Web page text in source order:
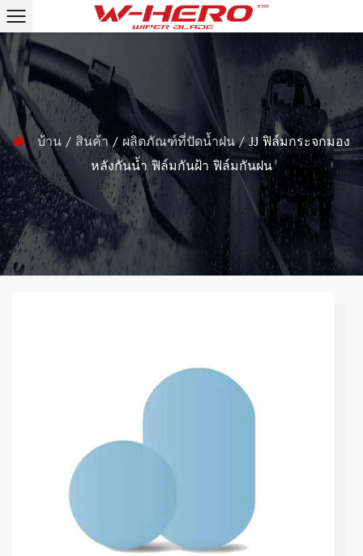
บ้าน / สินค้า/ผลิตภัณฑ์ที่ปัดน้ำฝน/JJ ฟิล์มกระจกมอง
หลังกันน้ำ ฟิล์มกันฝ้า ฟิล์มกันฝน